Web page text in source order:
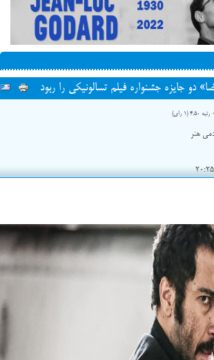
دو جایزه جشنواره فیلم تسالونیکی را ربود
رتبه 4.50 (1 رای)
هنر